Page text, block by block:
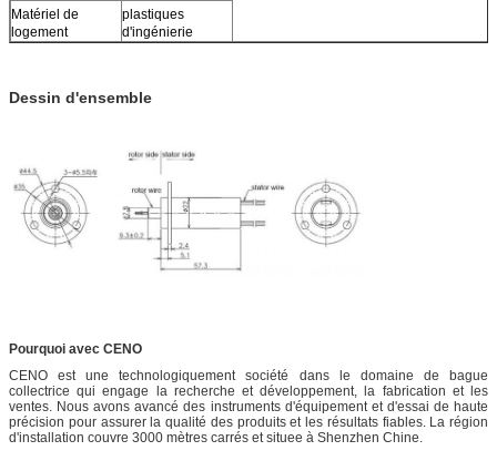
Matériel de
logement
plastiques
d'ingénierie
Dessin d'ensemble
Pourquoi avec CENO
CENO est une technologiquement société dans le domaine de bague
collectrice qui engage la recherche et développement, la fabrication et les
ventes. Nous avons avancé des instruments d'équipement et d'essai de haute
précision pour assurer la qualité des produits et les résultats fiables. La région
d'installation couvre 3000 mètres carrés et situee à Shenzhen Chine.